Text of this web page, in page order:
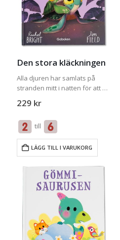
Den stora kläckningen
Alla djuren har samlats på
stranden mitt i natten för att se
sköldpaddsungarna springer
Sissi inför ett svårt val: Ska…
229 kr
till
LÄGG TILL I VARUKORG